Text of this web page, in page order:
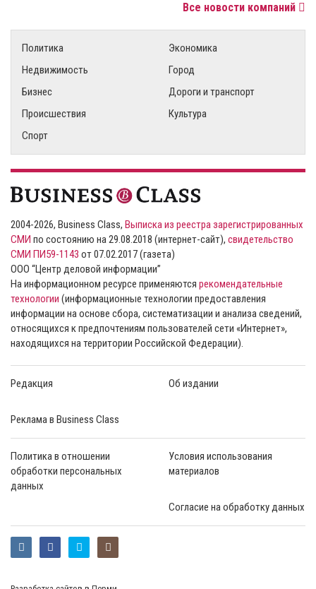
Все новости компаний
Политика
Экономика
Недвижимость
Город
Бизнес
Дороги и транспорт
Происшествия
Культура
Спорт
2004-2026, Business Class, Выписка из реестра зарегистрированных
СМИ по состоянию на 29.08.2018 (интернет-сайт), свидетельство
СМИ ПИ59-1143 от 07.02.2017 (газета)
ООО “Центр деловой информации”
На информационном ресурсе применяются рекомендательные
технологии (информационные технологии предоставления
информации на основе сбора, систематизации и анализа сведений,
относящихся к предпочтениям пользователей сети «Интернет»,
находящихся на территории Российской Федерации).
Редакция Об издании
Реклама в Business Class
Политика в отношении
обработки персональных
данных
Условия использования
материалов
Согласие на обработку данных